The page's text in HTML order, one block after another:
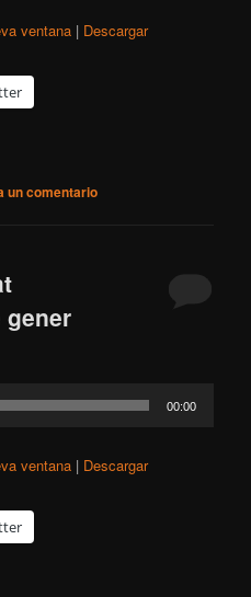
ventana | Descargar
un comentario
gener
00:00
ventana | Descargar